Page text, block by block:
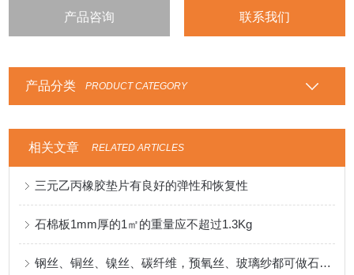
产品咨询 联系我们
产品分类 PRODUCT CATEGORY
相关文章 RELATED ARTICLES
三元乙丙橡胶垫片有良好的弹性和恢复性
石棉板1mm厚的1㎡的重量应不超过1.3Kg
钢丝、铜丝、镍丝、碳纤维，预氧丝、玻璃纱都可做石墨盘根的简金属丝